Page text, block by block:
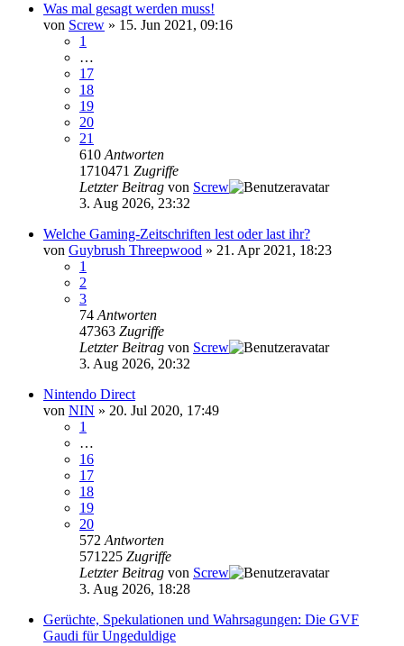
Was mal gesagt werden muss!
von Screw » 15. Jun 2021, 09:16
1
…
17
18
19
20
21
610 Antworten
1710471 Zugriffe
Letzter Beitrag von Screw
3. Aug 2026, 23:32
Welche Gaming-Zeitschriften lest oder last ihr?
von Guybrush Threepwood » 21. Apr 2021, 18:23
1
2
3
74 Antworten
47363 Zugriffe
Letzter Beitrag von Screw
3. Aug 2026, 20:32
Nintendo Direct
von NIN » 20. Jul 2020, 17:49
1
…
16
17
18
19
20
572 Antworten
571225 Zugriffe
Letzter Beitrag von Screw
3. Aug 2026, 18:28
Gerüchte, Spekulationen und Wahrsagungen: Die GVF
Gaudi für Ungeduldige